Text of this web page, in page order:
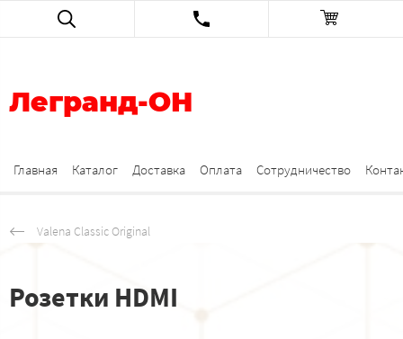
Легранд-ОН
Главная Каталог Доставка Оплата Сотрудничество
Valena Classic Original
Розетки HDMI